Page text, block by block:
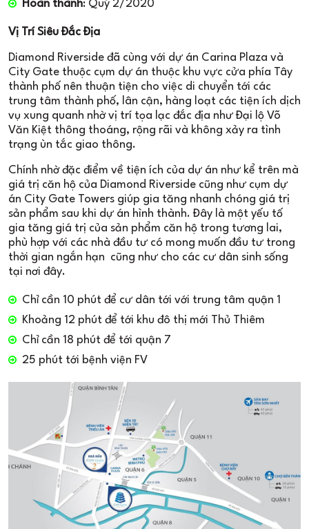
Hoàn thành: Quý 2/2020
Vị Trí Siêu Đắc Địa
Diamond Riverside đã cùng với dự án Carina Plaza và
City Gate thuộc cụm dự án thuộc khu vực cửa phía Tây
thành phố nên thuận tiện cho việc di chuyển tới các
trung tâm thành phố, lân cận, hàng loạt các tiện ích dịch
vụ xung quanh nhờ vị trí tọa lạc đắc địa như Đại lộ Võ
Văn Kiệt thông thoáng, rộng rãi và không xảy ra tình
trạng ùn tắc giao thông.
Chính nhờ đặc điểm về tiện ích của dự án như kể trên mà
giá trị căn hộ của Diamond Riverside cũng như cụm dự
án City Gate Towers giúp gia tăng nhanh chóng giá trị
sản phẩm sau khi dự án hình thành. Đây là một yếu tố
gia tăng giá trị của sản phẩm căn hộ trong tương lai,
phù hợp với các nhà đầu tư có mong muốn đầu tư trong
thời gian ngắn hạn cũng như cho các cư dân sinh sống
tại nơi đây.
Chỉ cần 10 phút để cư dân tới với trung tâm quận 1
Khoảng 12 phút để tới khu đô thị mới Thủ Thiêm
Chỉ cần 18 phút để tới quận 7
25 phút tới bệnh viện FV